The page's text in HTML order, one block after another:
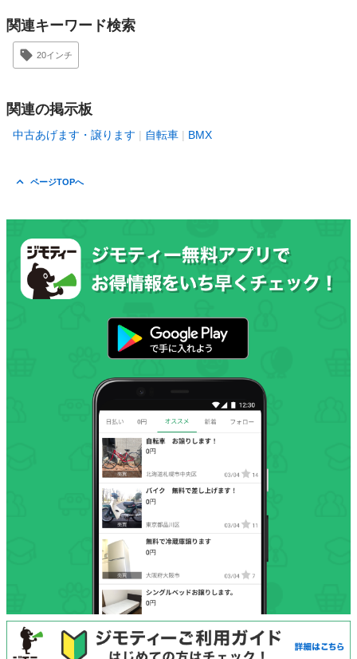
関連キーワード検索
20インチ
関連の掲示板
中古あげます・譲ります 自転車 BMX
ページTOPへ